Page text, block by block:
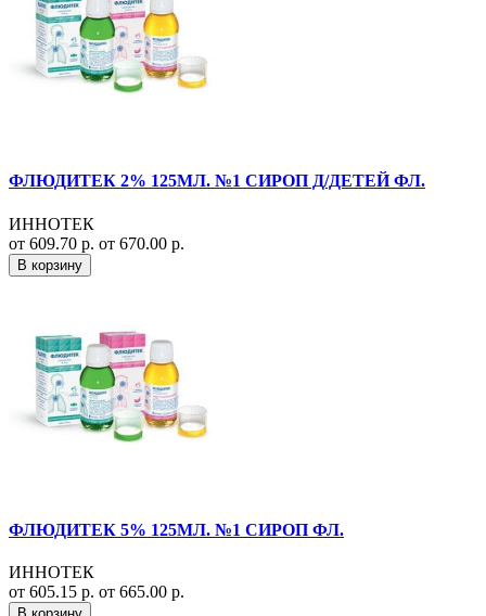
ФЛЮДИТЕК 2% 125МЛ. №1 СИРОП Д/ДЕТЕЙ ФЛ.
ИННОТЕК
от 609.70 р. от 670.00 р.
В корзину
ФЛЮДИТЕК 5% 125МЛ. №1 СИРОП ФЛ.
ИННОТЕК
от 605.15 р. от 665.00 р.